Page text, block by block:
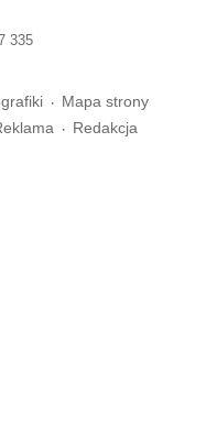
335
Mapa strony
Redakcja